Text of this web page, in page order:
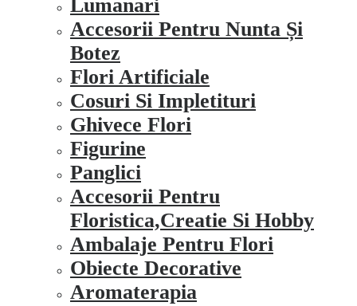
Lumanari
Accesorii Pentru Nunta Și
Botez
Flori Artificiale
Cosuri Si Impletituri
Ghivece Flori
Figurine
Panglici
Accesorii Pentru
Floristica,creatie Si Hobby
Ambalaje Pentru Flori
Obiecte Decorative
Aromaterapia